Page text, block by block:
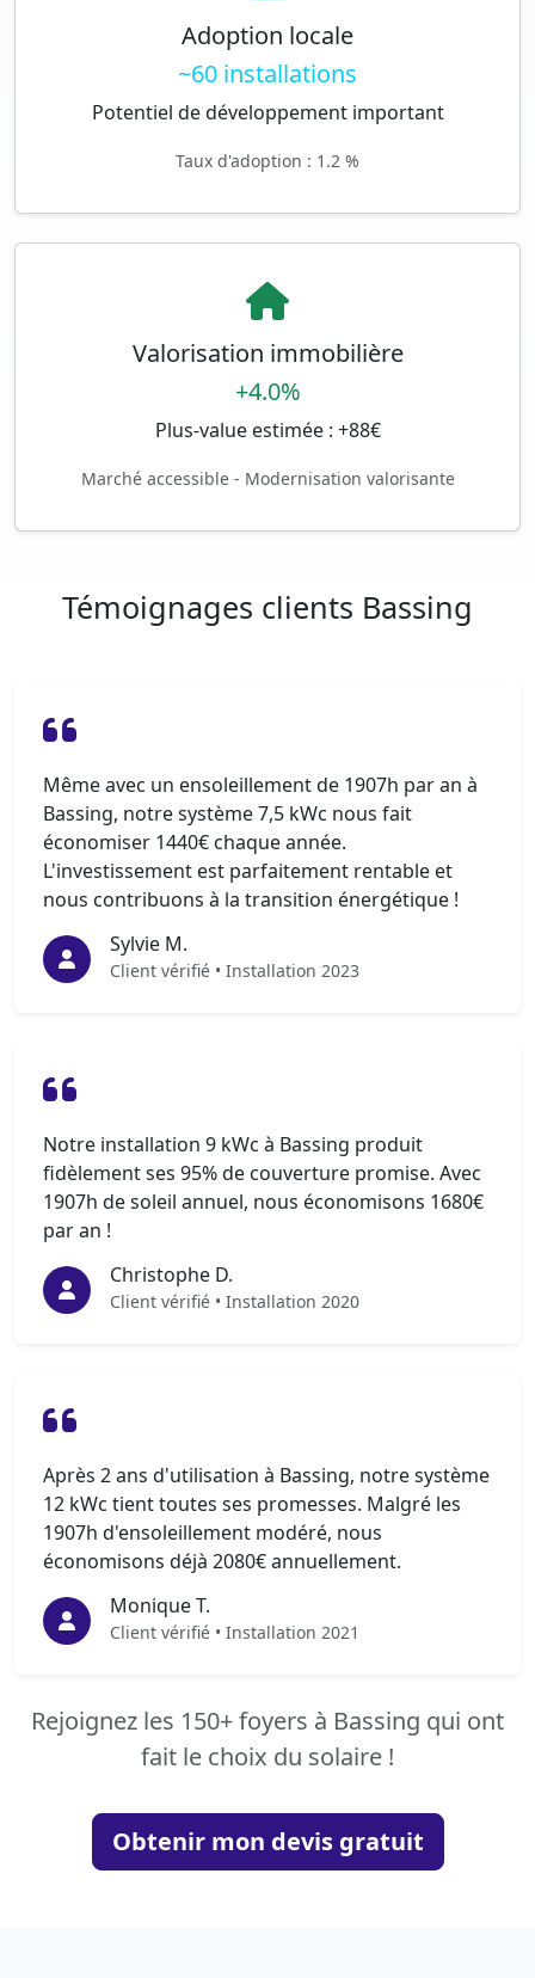
Adoption locale
~60 installations
Potentiel de développement important
Taux d'adoption : 1.2 %
Valorisation immobilière
+4.0%
Plus-value estimée : +88€
Marché accessible - Modernisation valorisante
Témoignages clients Bassing
Même avec un ensoleillement de 1907h par an à
Bassing, notre système 7,5 kWc nous fait
économiser 1440€ chaque année.
L'investissement est parfaitement rentable et
nous contribuons à la transition énergétique !
Sylvie M.
Client vérifié • Installation 2023
Notre installation 9 kWc à Bassing produit
fidèlement ses 95% de couverture promise. Avec
1907h de soleil annuel, nous économisons 1680€
par an !
Christophe D.
Client vérifié • Installation 2020
Après 2 ans d'utilisation à Bassing, notre système
12 kWc tient toutes ses promesses. Malgré les
1907h d'ensoleillement modéré, nous
économisons déjà 2080€ annuellement.
Monique T.
Client vérifié • Installation 2021
Rejoignez les 150+ foyers à Bassing qui ont
fait le choix du solaire !
Obtenir mon devis gratuit